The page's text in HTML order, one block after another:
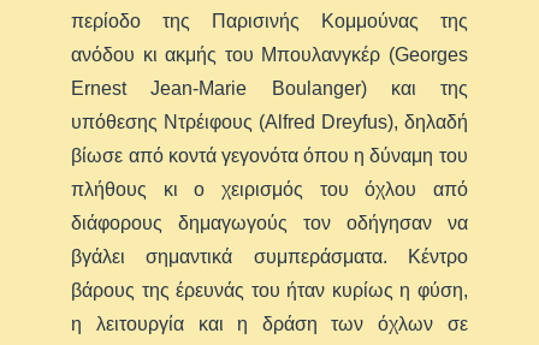
περίοδο της Παρισινής Κομμούνας της
ανόδου κι ακμής του Μπουλανγκέρ (Georges
Ernest Jean-Marie Boulanger) και της
υπόθεσης Ντρέιφους (Alfred Dreyfus), δηλαδή
βίωσε από κοντά γεγονότα όπου η δύναμη του
πλήθους κι ο χειρισμός του όχλου από
διάφορους δημαγωγούς τον οδήγησαν να
βγάλει σημαντικά συμπεράσματα. Κέντρο
βάρους της έρευνάς του ήταν κυρίως η φύση,
η λειτουργία και η δράση των όχλων σε